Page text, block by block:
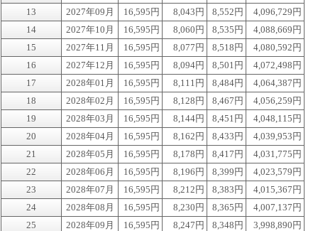
13
2027年09月 16,595円 8,043円 8,552円
4,096,729円
14
2027年10月 16,595円 8,060円 8,535円
4,088,669円
15
2027年11月 16,595円 8,077円 8,518円
4,080,592円
16
2027年12月 16,595円 8,094円 8,501円
4,072,498円
17
2028年01月 16,595円 8,111円 8,484円
4,064,387円
18
2028年02月 16,595円 8,128円 8,467円
4,056,259円
19
2028年03月 16,595円 8,144円 8,451円
4,048,115円
20
2028年04月 16,595円 8,162円 8,433円
4,039,953円
21
2028年05月 16,595円 8,178円 8,417円
4,031,775円
22
2028年06月 16,595円 8,196円 8,399円
4,023,579円
23
2028年07月 16,595円 8,212円 8,383円
4,015,367円
24
2028年08月 16,595円 8,230円 8,365円
4,007,137円
25
2028年09月 16,595円 8,247円 8,348円
3,998,890円